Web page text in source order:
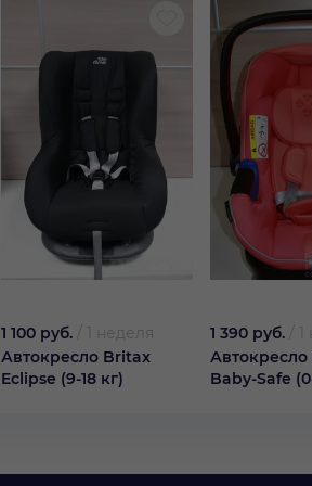
1 100 руб.
1 неделя
Автокресло Britax
Eclipse (9-18 кг)
1 390 руб.
1
Baby-Safe